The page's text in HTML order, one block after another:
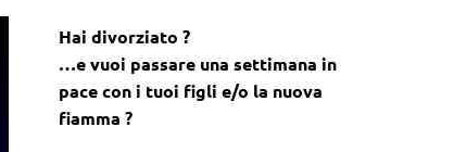
Hai divorziato ?
…e vuoi passare una settimana in
pace con i tuoi figli e/o la nuova
fiamma ?